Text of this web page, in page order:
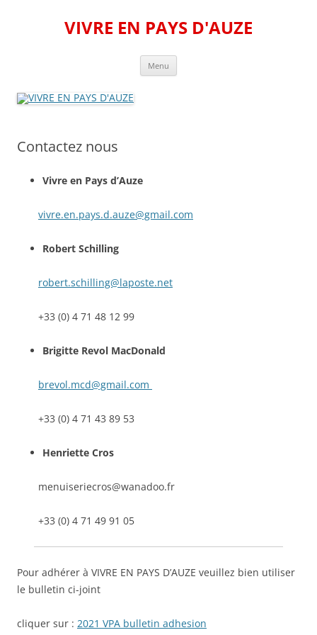
VIVRE EN PAYS D'AUZE
Menu
Contactez nous
Vivre en Pays d’Auze
vivre.en.pays.d.auze@gmail.com
Robert Schilling
robert.schilling@laposte.net
+33 (0) 4 71 48 12 99
Brigitte Revol MacDonald
brevol.mcd@gmail.com
+33 (0) 4 71 43 89 53
Henriette Cros
menuiseriecros@wanadoo.fr
+33 (0) 4 71 49 91 05
Pour adhérer à VIVRE EN PAYS D’AUZE veuillez bien utiliser
le bulletin ci-joint
cliquer sur : 2021 VPA bulletin adhesion